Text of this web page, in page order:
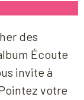
des
Écoute
invite à
votre